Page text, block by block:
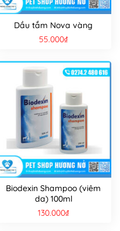
Dầu tắm Nova vàng
55.000₫
Biodexin Shampoo (viêm
da) 100ml
130.000₫